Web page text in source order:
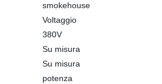
smokehouse
Voltaggio
380V
Su misura
Su misura
potenza